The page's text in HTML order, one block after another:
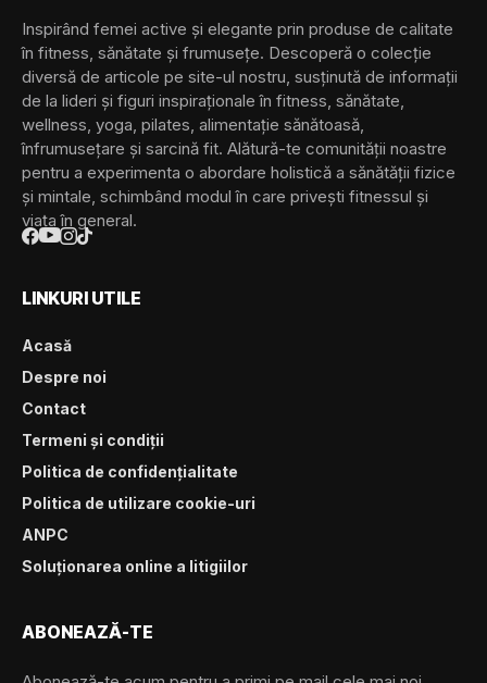
Inspirând femei active și elegante prin produse de calitate
în fitness, sănătate și frumusețe. Descoperă o colecție
diversă de articole pe site-ul nostru, susținută de informații
de la lideri și figuri inspiraționale în fitness, sănătate,
wellness, yoga, pilates, alimentație sănătoasă,
înfrumusețare și sarcină fit. Alătură-te comunității noastre
pentru a experimenta o abordare holistică a sănătății fizice
și mintale, schimbând modul în care privești fitnessul și
viața în general.
LINKURI UTILE
Acasă
Despre noi
Contact
Termeni și condiții
Politica de confidențialitate
Politica de utilizare cookie-uri
ANPC
Soluționarea online a litigiilor
ABONEAZĂ-TE